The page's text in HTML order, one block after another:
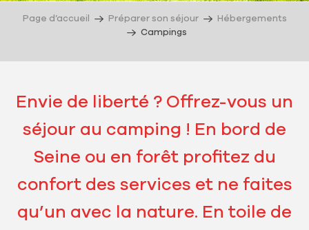
Page d’accueil Préparer son séjour
Hébergements
Campings
Envie de liberté ? Offrez-vous un
séjour au camping ! En bord de
Seine ou en forêt profitez du
confort des services et ne faites
qu’un avec la nature. En toile de